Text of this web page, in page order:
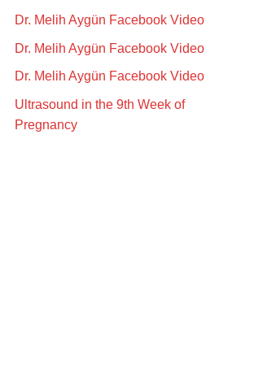
Dr. Melih Aygün Facebook Video
Dr. Melih Aygün Facebook Video
Dr. Melih Aygün Facebook Video
Ultrasound in the 9th Week of
Pregnancy